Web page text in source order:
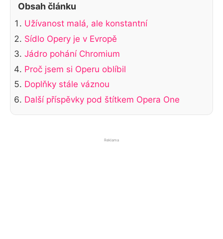
Obsah článku
Užívanost malá, ale konstantní
Sídlo Opery je v Evropě
Jádro pohání Chromium
Proč jsem si Operu oblíbil
Doplňky stále váznou
Další příspěvky pod štítkem Opera One
Reklama